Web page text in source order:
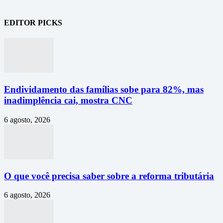
EDITOR PICKS
Endividamento das famílias sobe para 82%, mas
inadimplência cai, mostra CNC
6 agosto, 2026
O que você precisa saber sobre a reforma tributária
6 agosto, 2026